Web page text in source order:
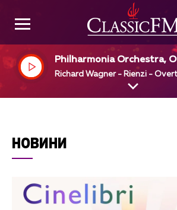
Philharmonia Orchestra,
Richard Wagner - Rienzi -
НОВИНИ